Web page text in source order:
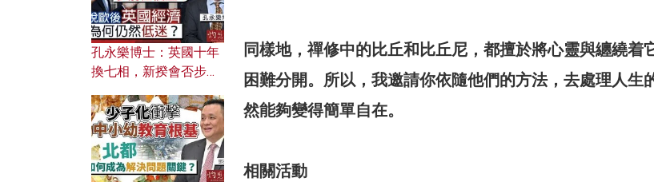
同樣地，禪修中的比丘和比丘尼，都擅於將心靈與纏繞着
困難分開。所以，我邀請你依隨他們的方法，去處理人生
然能夠變得簡單自在。
相關活動
孔永樂博士：英國十年
換七相，新揆會否步前
濟為何仍然低迷？